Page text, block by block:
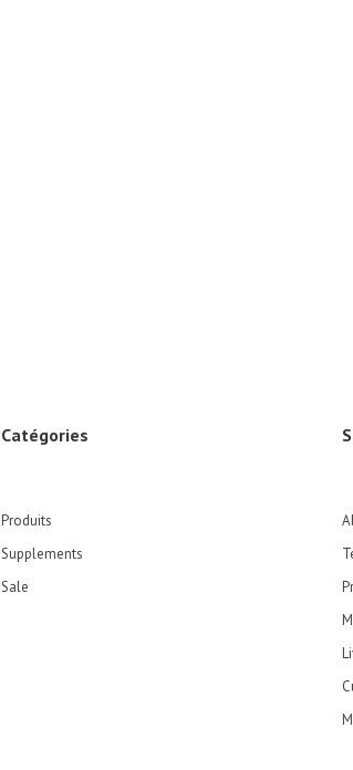
Catégories
Produits
Supplements
Sale